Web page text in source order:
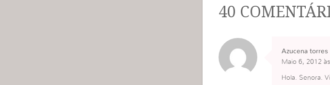
40
Azucena torres
Maio 6, 2012
Hola. Senora.